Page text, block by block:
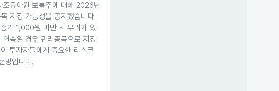
조동아원 보통주에 대해 2026년
지정 가능성을 공지했습니다.
가 1,000원 미만 시 우려가 있
속일 경우 관리종목으로 지정
투자자들에게 중요한 리스크
망입니다.